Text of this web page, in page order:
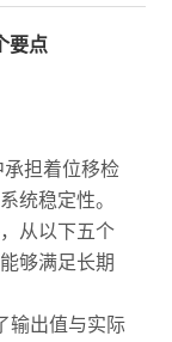
要点
担着位移检
统稳定性。
从以下五个
够满足长期
出值与实际